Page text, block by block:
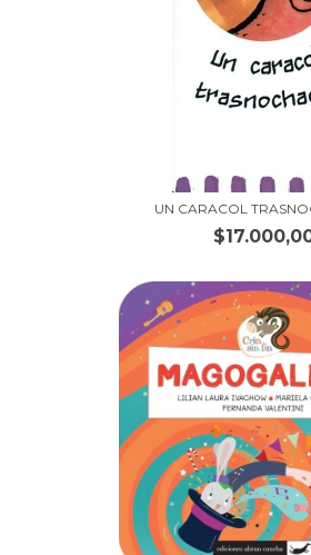
UN CARACOL